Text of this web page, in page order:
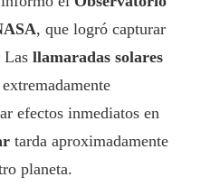
, que logró capturar
Las llamaradas solares
efectos inmediatos en
tarda aproximadamente
planeta.